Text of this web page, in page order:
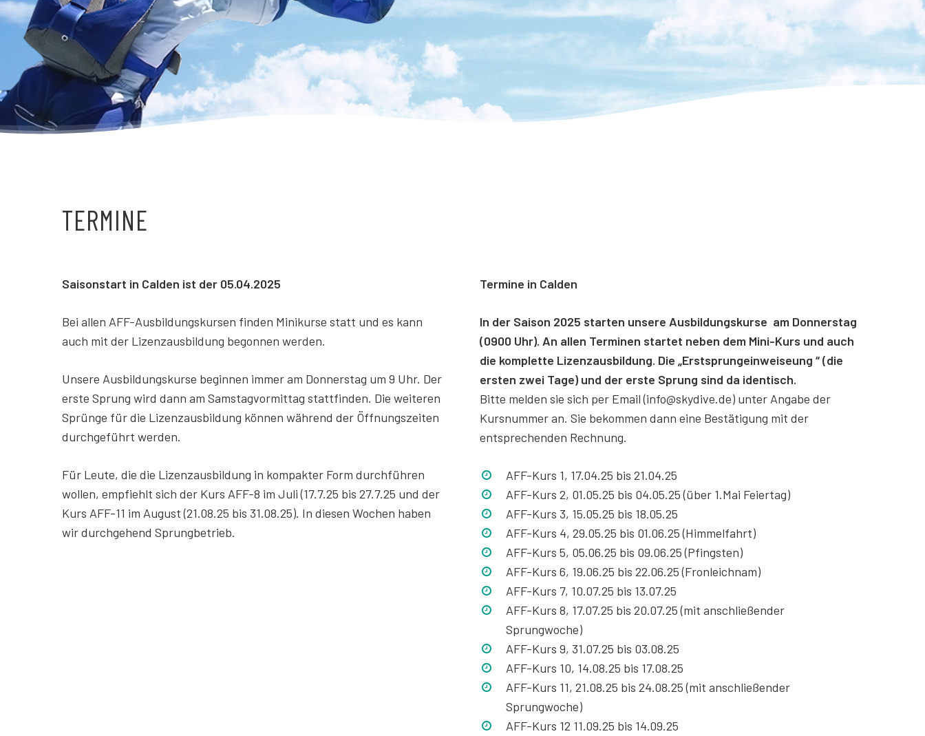
TERMINE
Saisonstart in Calden ist der 05.04.2025
Bei allen AFF-Ausbildungskursen finden Minikurse statt und es kann
auch mit der Lizenzausbildung begonnen werden.
Unsere Ausbildungskurse beginnen immer am Donnerstag um 9 Uhr. Der
erste Sprung wird dann am Samstagvormittag stattfinden. Die weiteren
Sprünge für die Lizenzausbildung können während der Öffnungszeiten
durchgeführt werden.
Für Leute, die die Lizenzausbildung in kompakter Form durchführen
wollen, empfiehlt sich der Kurs AFF-8 im Juli (17.7.25 bis 27.7.25 und der
Kurs AFF-11 im August (21.08.25 bis 31.08.25). In diesen Wochen haben
wir durchgehend Sprungbetrieb.
Termine in Calden
In der Saison 2025 starten unsere Ausbildungskurse am Donnerstag
(0900 Uhr). An allen Terminen startet neben dem Mini-Kurs und auch
die komplette Lizenzausbildung. Die „Erstsprungeinweiseung “ (die
ersten zwei Tage) und der erste Sprung sind da identisch.
Bitte melden sie sich per Email (info@skydive.de) unter Angabe der
Kursnummer an. Sie bekommen dann eine Bestätigung mit der
entsprechenden Rechnung.
AFF-Kurs 1, 17.04.25 bis 21.04.25
AFF-Kurs 2, 01.05.25 bis 04.05.25 (über 1.Mai Feiertag)
AFF-Kurs 3, 15.05.25 bis 18.05.25
AFF-Kurs 4, 29.05.25 bis 01.06.25 (Himmelfahrt)
AFF-Kurs 5, 05.06.25 bis 09.06.25 (Pfingsten)
AFF-Kurs 6, 19.06.25 bis 22.06.25 (Fronleichnam)
AFF-Kurs 7, 10.07.25 bis 13.07.25
AFF-Kurs 8, 17.07.25 bis 20.07.25 (mit anschließender
Sprungwoche)
AFF-Kurs 9, 31.07.25 bis 03.08.25
AFF-Kurs 10, 14.08.25 bis 17.08.25
AFF-Kurs 11, 21.08.25 bis 24.08.25 (mit anschließender
Sprungwoche)
AFF-Kurs 12 11.09.25 bis 14.09.25